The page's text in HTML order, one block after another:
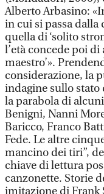
Alberto Arbasino:
in cui si passa dalla
quella di ‘solito
l’età concede poi di
maestro’».
considerazione, la
indagine sullo
la parabola di
Benigni, Nanni
Baricco, Franco
Fede. Le altre
mancino dei tiri”,
chiave di lettura
canzonette. Storie
imitazione di Frank